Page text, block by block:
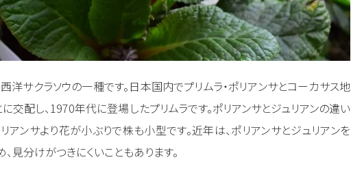
西洋サクラソウの一種です。日本国内でプリムラ・ポリアンサとコーカサス地
交配し、1970年代に登場したプリムラです。ポリアンサとジュリアンの違い
アンサより花が小ぶりで株も小型です。近年は、ポリアンサとジュリアンを
見分けがつきにくいこともあります。